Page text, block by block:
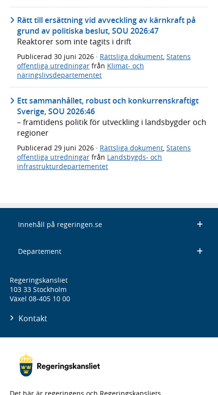
Rätt till ersättning vid avveckling av kärnkraft på
grund av politiska beslut, SOU 2026:47
Reaktorer som inte tagits i drift
Publicerad 30 juni 2026 · Rättsliga dokument, Statens
offentliga utredningar från Klimat- och
näringslivsdepartementet
Ett sammanhållet, robust och konkurrenskraftigt
Sverige, SOU 2026:46
– framtidens politik för utveckling i landsbygder och
regioner
Publicerad 29 juni 2026 · Rättsliga dokument Statens
offentliga utredningar från Landsbygds- och
infrastrukturdepartementet
Innehåll på regeringen.se
Departement
Regeringskansliet
103 33 Stockholm
Växel 08-405 10 00
Kontakt